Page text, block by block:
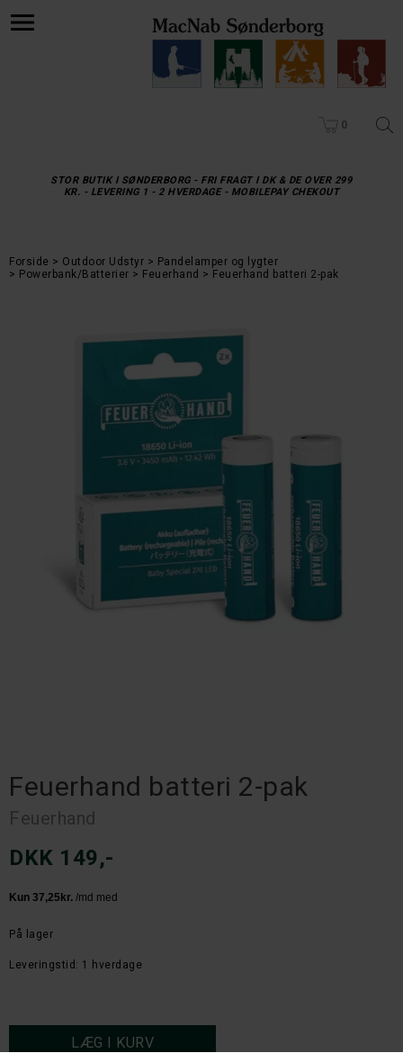
0
STOR BUTIK I SØNDERBORG - FRI FRAGT I DK & DE OVER 299
KR. - LEVERING 1 - 2 HVERDAGE - MOBILEPAY CHEKOUT
Forside Outdoor Udstyr
Pandelamper og lygter
Powerbank/Batterier
Feuerhand Feuerhand batteri 2-pak
Feuerhand batteri 2-pak
Feuerhand
DKK 149,-
På lager
Leveringstid: 1 hverdage